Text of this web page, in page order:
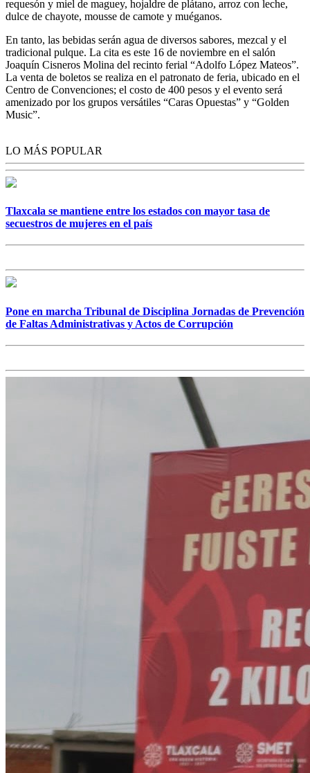
requesón y miel de maguey, hojaldre de plátano, arroz con leche,
dulce de chayote, mousse de camote y muéganos.
En tanto, las bebidas serán agua de diversos sabores, mezcal y el
tradicional pulque. La cita es este 16 de noviembre en el salón
Joaquín Cisneros Molina del recinto ferial “Adolfo López Mateos”.
La venta de boletos se realiza en el patronato de feria, ubicado en el
Centro de Convenciones; el costo de 400 pesos y el evento será
amenizado por los grupos versátiles “Caras Opuestas” y “Golden
Music”.
LO MÁS POPULAR
Tlaxcala se mantiene entre los estados con mayor tasa de
secuestros de mujeres en el país
Pone en marcha Tribunal de Disciplina Jornadas de Prevención
de Faltas Administrativas y Actos de Corrupción